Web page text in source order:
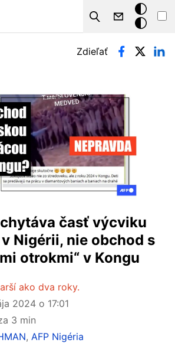
Search
Tmavý
režim
Zdieľať
časť výcviku
Nigérii, nie obchod s
otrokmi“ v Kongu
ako dva roky.
2024 o 17:01
3 min
, AFP Nigéria